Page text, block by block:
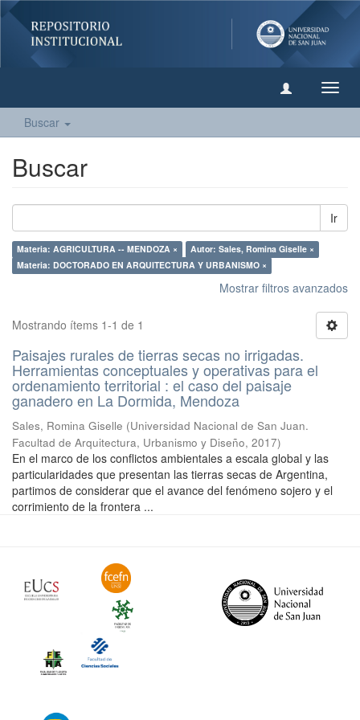
Buscar
Buscar
Ir
Materia: AGRICULTURA -- MENDOZA ×
Autor: Sales, Romina Giselle ×
Materia: DOCTORADO EN ARQUITECTURA Y URBANISMO ×
Mostrar filtros avanzados
Mostrando ítems 1-1 de 1
Paisajes rurales de tierras secas no irrigadas.
Herramientas conceptuales y operativas para el
ordenamiento territorial : el caso del paisaje
ganadero en La Dormida, Mendoza
Sales, Romina Giselle (Universidad Nacional de San Juan.
Facultad de Arquitectura, Urbanismo y Diseño, 2017)
En el marco de los conflictos ambientales a escala global y las
particularidades que presentan las tierras secas de Argentina,
partimos de considerar que el avance del fenómeno sojero y el
corrimiento de la frontera ...